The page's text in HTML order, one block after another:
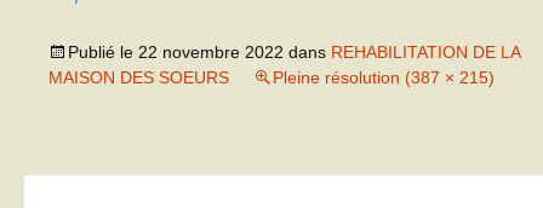
Publié le 22 novembre 2022 dans REHABILITATION DE LA
MAISON DES SOEURS
Pleine résolution (387 × 215)